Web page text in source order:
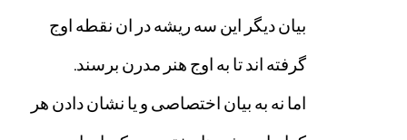
بیاندیگر اینسهریشهدر اننقطهاوج
گرفتهاندتابهاوجهنر مدرنبرسند.
امانهبهبیاناختصاصیویانشاندادنهر